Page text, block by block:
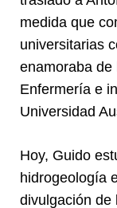
medida que
universitarias
enamoraba de
Enfermería e
Universidad
Hoy, Guido
hidrogeología
divulgación de